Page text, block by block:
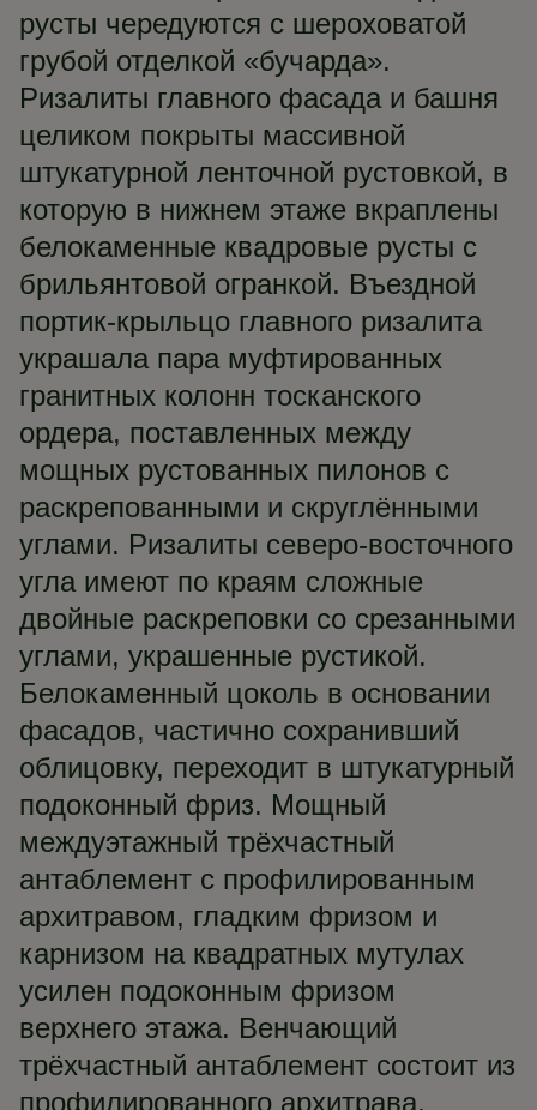
русты чередуются с шероховатой
грубой отделкой «бучарда».
Ризалиты главного фасада и башня
целиком покрыты массивной
штукатурной ленточной рустовкой, в
которую в нижнем этаже вкраплены
белокаменные квадровые русты с
брильянтовой огранкой. Въездной
портик-крыльцо главного ризалита
украшала пара муфтированных
гранитных колонн тосканского
ордера, поставленных между
мощных рустованных пилонов с
раскрепованными и скруглёнными
углами. Ризалиты северо-восточного
угла имеют по краям сложные
двойные раскреповки со срезанными
углами, украшенные рустикой.
Белокаменный цоколь в основании
фасадов, частично сохранивший
облицовку, переходит в штукатурный
подоконный фриз. Мощный
междуэтажный трёхчастный
антаблемент с профилированным
архитравом, гладким фризом и
карнизом на квадратных мутулах
усилен подоконным фризом
верхнего этажа. Венчающий
трёхчастный антаблемент состоит из
профилированного архитрава,